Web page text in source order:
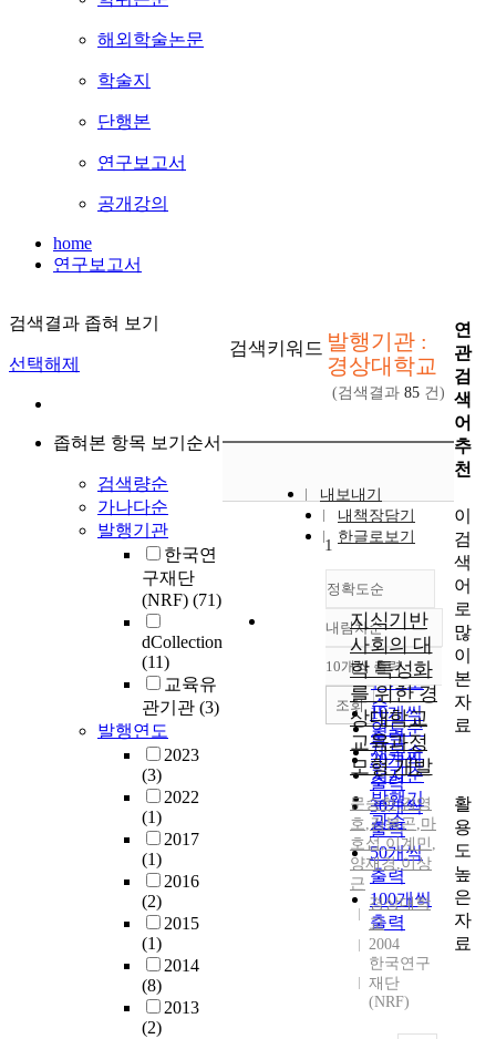
해외학술논문
학술지
단행본
연구보고서
공개강의
home
연구보고서
검색결과 좁혀 보기
선택해제
좁혀본 항목 보기순서
검색량순
가나다순
발행기관
한국연
구재단
(NRF) (71)
dCollection
(11)
교육유
관기관 (3)
발행연도
2023
(3)
2022
(1)
2017
(1)
2016
(2)
2015
(1)
2014
(8)
2013
(2)
검색키워드 발행기관 :
경상대학교
(검색결과 85 건)
내보내기
내책장담기
한글로보기
정확도순
정확도
순
인기도
순
연도순
제목순
저자순
발행기
관순
내림차순
내림차순
10개씩 출력
10개씩
출력
20개씩
출력
30개씩
출력
50개씩
출력
100개씩
출력
조회
1
지식기반
사회의 대
학 특성화
를 위한 경
상대학교
교육과정
모형 개발
문승한,김영
호,김봉곤,마
호섭,이계민 ,
양재경,이상
근
경상대학
교
2004
한국연구
재단
(NRF)
연
관
검
색
어
추
천
이
검
색
어
로
많
이
본
자
료
활
용
도
높
은
자
료